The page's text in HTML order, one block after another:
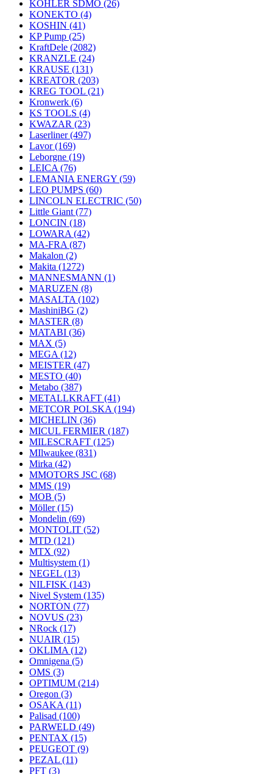
KOHLER SDMO (26)
KONEKTO (4)
KOSHIN (41)
KP Pump (25)
KraftDele (2082)
KRANZLE (24)
KRAUSE (131)
KREATOR (203)
KREG TOOL (21)
Kronwerk (6)
KS TOOLS (4)
KWAZAR (23)
Laserliner(497)
Lavor(169)
Leborgne (19)
LEICA (76)
LEMANIA ENERGY (59)
LEO PUMPS (60)
LINCOLN ELECTRIC (50)
Little Giant (77)
LONCIN (18)
LOWARA (42)
MA-FRA (87)
Makalon (2)
Makita (1272)
MANNESMANN (1)
MARUZEN (8)
MASALTA (102)
MashiniBG (2)
MASTER (8)
MATABI (36)
MAX (5)
MEGA (12)
MEISTER (47)
MESTO (40)
Metabo (387)
METALLKRAFT (41)
METCOR POLSKA (194)
MICHELIN (36)
MICUL FERMIER (187)
MILESCRAFT (125)
MIlwaukee (831)
Mirka (42)
MMOTORS JSC (68)
MMS (19)
MOB (5)
Möller(15)
Mondelin (69)
MONTOLIT (52)
MTD (121)
MTX (92)
Multisystem (1)
NEGEL (13)
NILFISK (143)
Nivel System (135)
NORTON (77)
NOVUS (23)
NRock (17)
NUAIR (15)
OKLIMA (12)
Omnigena (5)
OMS (3)
OPTIMUM (214)
Oregon (3)
OSAKA (11)
Palisad (100)
PARWELD (49)
PENTAX (15)
PEUGEOT (9)
PEZAL (11)
PFT (3)